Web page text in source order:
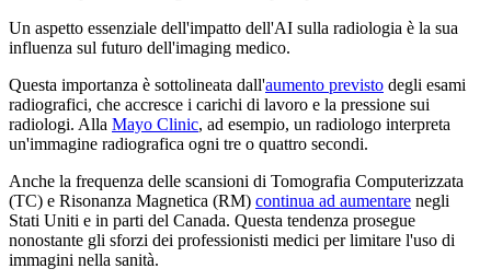
Un aspetto essenziale dell'impatto dell'AI sulla radiologia è la sua
influenza sul futuro dell'imaging medico.
Questa importanza è sottolineata dall'aumento previsto degli esami
radiografici, che accresce i carichi di lavoro e la pressione sui
radiologi. Alla Mayo Clinic, ad esempio, un radiologo interpreta
un'immagine radiografica ogni tre o quattro secondi.
Anche la frequenza delle scansioni di Tomografia Computerizzata
(TC) e Risonanza Magnetica (RM) continua ad aumentare negli
Stati Uniti e in parti del Canada. Questa tendenza prosegue
nonostante gli sforzi dei professionisti medici per limitare l'uso di
immagini nella sanità.